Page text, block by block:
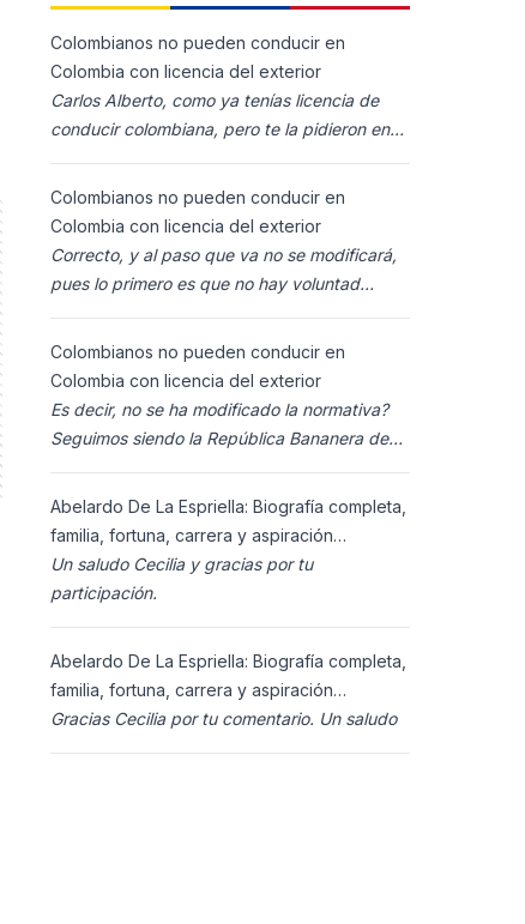
Colombianos no pueden conducir en
Colombia con licencia del exterior
Carlos Alberto, como ya tenías licencia de
conducir colombiana, pero te la pidieron en
Colombia (s
Colombianos no pueden conducir en
Colombia con licencia del exterior
Correcto, y al paso que va no se modificará,
pues lo primero es que no hay voluntad
ciudadanos n
Colombianos no pueden conducir en
Colombia con licencia del exterior
Es decir, no se ha modificado la normativa?
Seguimos siendo la República Bananera de
Abelardo De La Espriella: Biografía completa,
familia, fortuna, carrera y aspiración
presidencial 2026.
Un saludo Cecilia y gracias por tu
participación.
Abelardo De La Espriella: Biografía completa,
familia, fortuna, carrera y aspiración
presidencial 2026.
Gracias Cecilia por tu comentario. Un saludo